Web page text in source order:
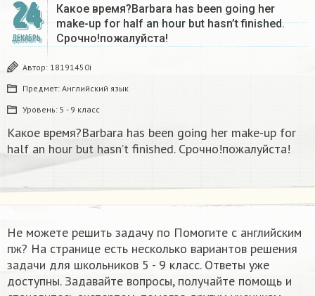
24
ДЕКАБРЬ
Какое время?Barbara has been going her
make-up for half an hour but hasn’t finished.
Срочно!пожалуйста!
Автор: 18191450i
Предмет: Английский язык
Уровень: 5 - 9 класс
Какое время?Barbara has been going her make-up for
half an hour but hasn’t finished. Срочно!пожалуйста!
Не можете решить задачу по Помогите с английским
пж? На странице есть несколько вариантов решения
задачи для школьников 5 - 9 класс. Ответы уже
доступны. Задавайте вопросы, получайте помощь и